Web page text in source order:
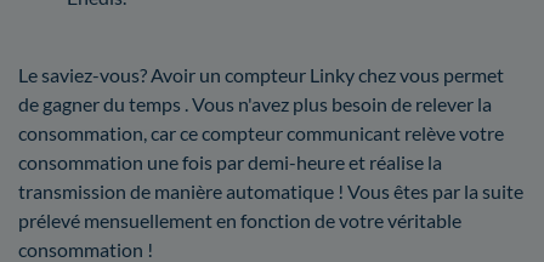
Le saviez-vous? Avoir un compteur Linky chez vous permet
de gagner du temps . Vous n'avez plus besoin de relever la
consommation, car ce compteur communicant relève votre
consommation une fois par demi-heure et réalise la
transmission de manière automatique ! Vous êtes par la suite
prélevé mensuellement en fonction de votre véritable
consommation !